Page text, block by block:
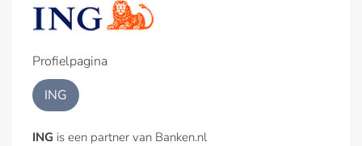
Profielpagina
ING
ING is een partner van Banken.nl